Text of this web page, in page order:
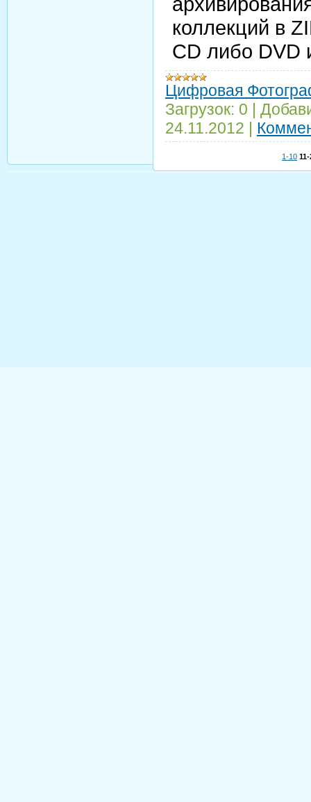
коллекций в
CD либо DVD
Цифровая
Загрузок: 0
24.11.2012
1-10 11-